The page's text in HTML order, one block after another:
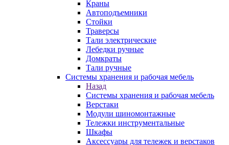
Краны
Автоподъемники
Стойки
Траверсы
Тали электрические
Лебедки ручные
Домкраты
Тали ручные
Системы хранения и рабочая мебель
Назад
Системы хранения и рабочая мебель
Верстаки
Модули шиномонтажные
Тележки инструментальные
Шкафы
Аксессуары для тележек и верстаков